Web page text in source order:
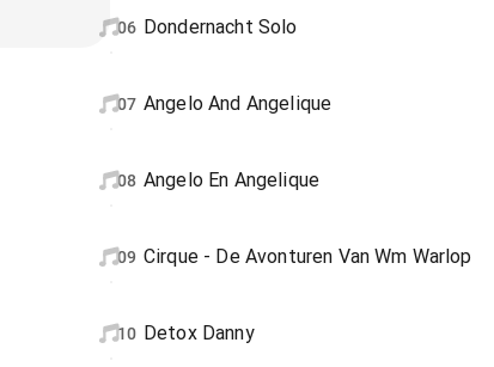
06 Dondernacht Solo
07 Angelo And Angelique
08 Angelo En Angelique
09 Cirque - De Avonturen Van Wm Warlop
10 Detox Danny